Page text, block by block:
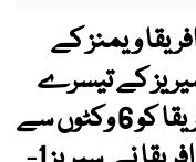
ویمنز کے
کے تیسرے
میچ میں پاکستان نے جنوبی افریقا کو 6 وکٹوں سے